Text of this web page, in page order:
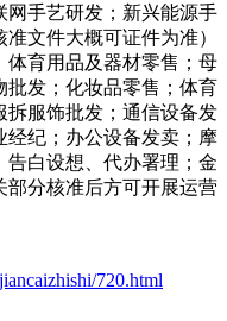
网手艺研发；新兴能源手
文件大概可证件为准）
体育用品及器材零售；母
批发；化妆品零售；体育
拆服饰批发；通信设备发
经纪；办公设备发卖；摩
白设想、代办署理；金
部分核准后方可开展运营
720.html